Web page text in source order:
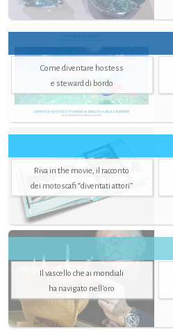
Come diventare hostess
e steward di bordo
Riva in the movie, il racconto
dei motoscafi “diventati attori”
Il vascello che ai mondiali
ha navigato nell’oro